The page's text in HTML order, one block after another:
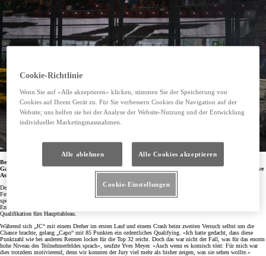
Bei den letzten zwei Läufen zum europäischen Drift Masters in Deutschland und Polen ging Toyota
Gazoo Racing Switzerland zwar abermals leer aus. Teamleader Yves Meyer sieht dennoch auch positive
Aspekte, die ihm Zuversicht für 2024 verleihen.
Der fünfte Lauf zur Drift Masters European Championship führte Toyota Gazoo Racing Switzerland nach
Ferropolis in die zentral in Deutschland gelegene Stadt der Eisen. In einer gigantischen Arena mit einem
speziell hergerichteten Driftparcours wurde der Iron Drift King 2023 ermittelt. Leider verpasste das Team aus
Emmetten mit Yves Meyer und Joshua C. Reynolds im Feld der 50 Fahrer aus 20 Nationen die direkte
Qualifikation fürs Haupttableau.
Während sich „JC“ mit einem Dreher im ersten Lauf und einem Crash beim zweiten Versuch selbst um die
Chance brachte, gelang „Capo“ mit 85 Punkten ein ordentliches Qualifying. «Ich hatte gedacht, dass diese
Punktzahl wie bei anderen Rennen locker für die Top 32 reicht. Doch das war nicht der Fall, was für das enorm
hohe Niveau des Teilnehmerfeldes sprach», seufzte Yves Meyer. «Auch wenn es komisch tönt: Für mich war
dies trotzdem motivierend, denn wir konnten der Jury viel mehr als bisher zeigen, was sie sehen wollte.»
Cookie-Richtlinie
Wenn Sie auf «Alle akzeptieren» klicken, stimmen Sie der Speicherung von
Cookies auf Ihrem Gerät zu. Für Sie verbessern Cookies die Navigation auf der
Website; uns helfen sie bei der Analyse der Website-Nutzung und der Entwicklung
individueller Marketingmassnahmen.
Alle ablehnen Alle Cookies akzeptieren
Cookie-Einstellungen